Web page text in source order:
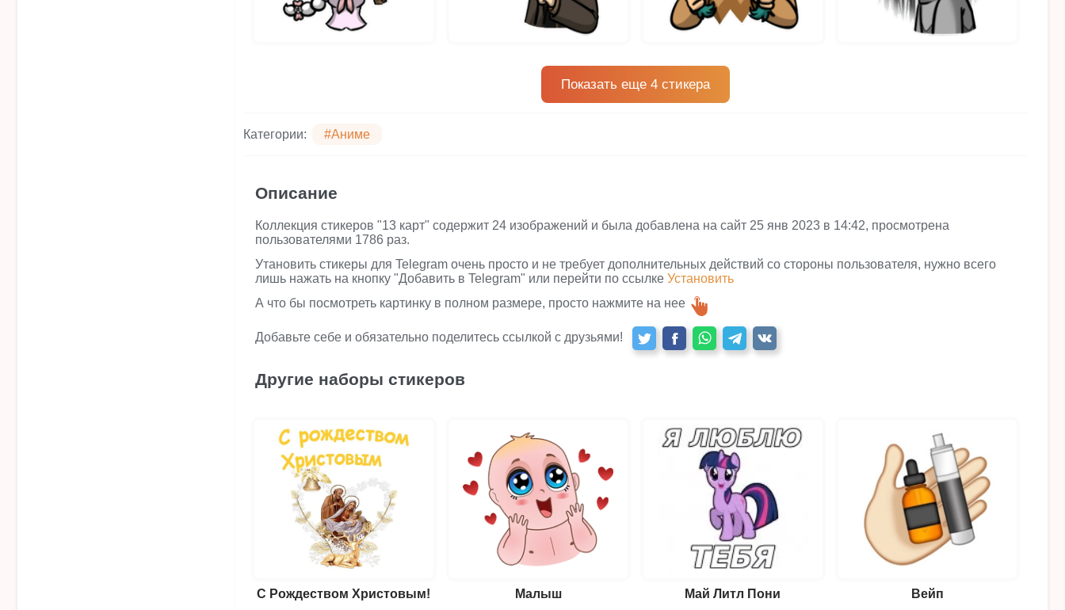
Показать еще 4 стикера
Категории: #Аниме
Описание
Коллекция стикеров "13 карт" содержит 24 изображений и была добавлена на сайт 25 янв 2023 в 14:42, просмотрена
пользователями 1786 раз.
Утановить стикеры для Telegram очень просто и не требует дополнительных действий со стороны пользователя, нужно всего
лишь нажать на кнопку "Добавить в Telegram" или перейти по ссылке Установить
А что бы посмотреть картинку в полном размере, просто нажмите на нее
Добавьте себе и обязательно поделитесь ссылкой с друзьями!
Другие наборы стикеров
С Рождеством Христовым! Малыш Май Литл Пони Вейп